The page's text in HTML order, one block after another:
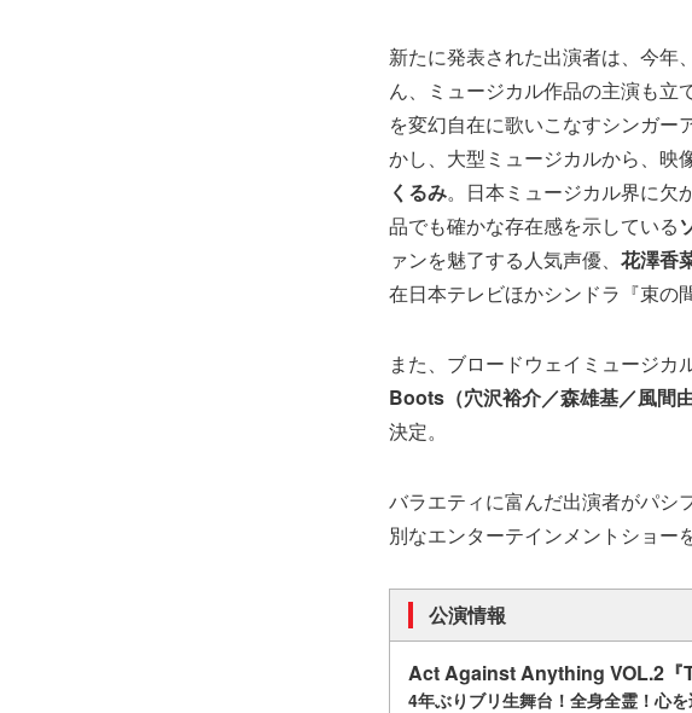
新たに発表された出演者は、今年
ん、ミュージカル作品の主演も立
を変幻自在に歌いこなすシンガー
かし、大型ミュージカルから、映
くるみ。日本ミュージカル界に欠
品でも確かな存在感を示している
ァンを魅了する人気声優、 花澤香
在日本テレビほかシンドラ『束の
また、ブロードウェイミュージカ
Boots（穴沢裕介／森雄基／風間
決定。
バラエティに富んだ出演者がパシ
別なエンターテインメントショー
公演情報
Act Against Anything VOL.2『
4年ぶりブリ生舞台！全身全霊！心